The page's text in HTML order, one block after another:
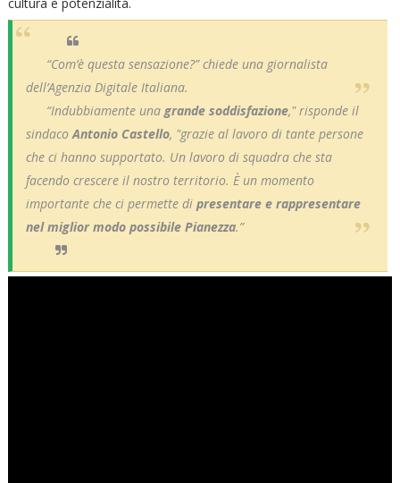
“Com’è questa sensazione?” chiede una giornalista
dell’Agenzia Digitale Italiana.
“Indubbiamente una grande soddisfazione," risponde il
sindacoAntonio Castello, "grazie al lavoro di tante persone
che ci hanno supportato. Un lavoro di squadra che sta
facendo crescere il nostro territorio. È un momento
importante che ci permette di presentare e rappresentare
nel miglior modo possibile Pianezza.”